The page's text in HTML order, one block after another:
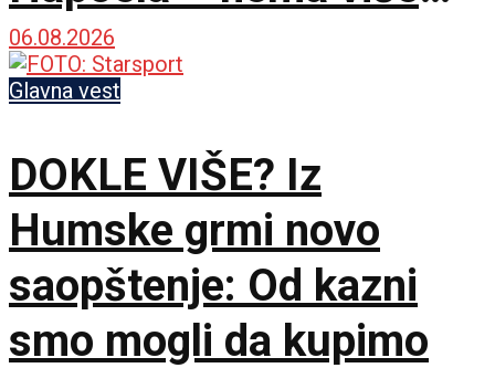
vremena za čekanje!
06.08.2026
Glavna vest
DOKLE VIŠE? Iz
Humske grmi novo
saopštenje: Od kazni
smo mogli da kupimo